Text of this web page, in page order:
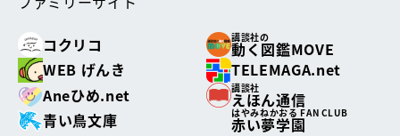
コクリコ
講談社の
動く図鑑MOVE
WEB げんき
TELEMAGA.net
Aneひめ.net
講談社
えほん通信
青い鳥文庫
はやみねかおる FAN CLUB
赤い夢学園